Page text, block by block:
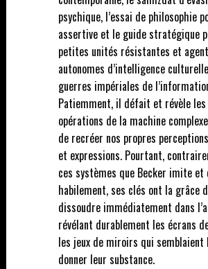
psychique, l’essai de philosophie
assertive et le guide stratégique
petites unités résistantes et
autonomes d’intelligence
guerres impériales de
Patiemment, il défait et révèle les
opérations de la machine
de recréer nos propres
et expressions. Pourtant,
ces systèmes que Becker imite et
habilement, ses clés ont la grâce
dissoudre immédiatement dans
révélant durablement les écrans
les jeux de miroirs qui semblaient
donner leur substance.